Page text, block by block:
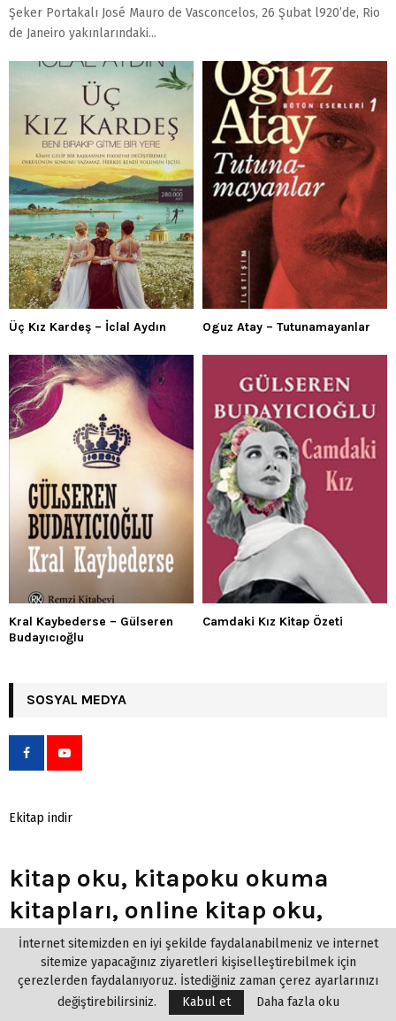
Şeker Portakalı José Mauro de Vasconcelos, 26 Şubat l920’de, Rio
de Janeiro yakınlarındaki...
Üç Kız Kardeş – İclal Aydın Oguz Atay – Tutunamayanlar
Kral Kaybederse – Gülseren
Budayıcıoğlu
Camdaki Kız Kitap Özeti
SOSYAL MEDYA
Ekitap indir
kitap oku, kitapoku okuma
kitapları, online kitap oku,
roman oku, sanal kitap oku,
hangi kitabi okumalıyım? Okuduğunuz veya okuyacağınız kitaplar
hakkında yorum, öneri veya fikirlerinizi yazabilir veya içeriğe puan
verebilirsiniz. Kitaplarla ilgili tartışmalara katılarak
İnternet sitemizden en iyi şekilde faydalanabilmeniz ve internet
sitemize yapacağınız ziyaretleri kişiselleştirebilmek için
çerezlerden faydalanıyoruz. İstediğiniz zaman çerez ayarlarınızı
değiştirebilirsiniz.
Kabul et Daha fazla oku